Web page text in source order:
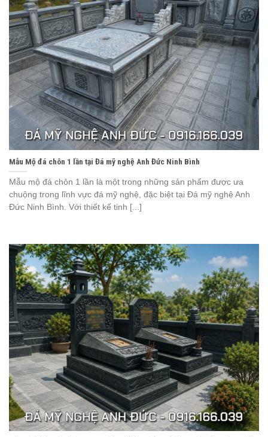
Mẫu Mộ đá chôn 1 lần tại Đá mỹ nghệ Anh Đức Ninh Bình
Mẫu mộ đá chôn 1 lần là một trong những sản phẩm được ưa
chuộng trong lĩnh vực đá mỹ nghệ, đặc biệt tại Đá mỹ nghệ Anh
Đức Ninh Bình. Với thiết kế tinh [...]